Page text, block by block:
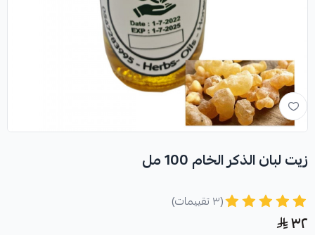
زيت لبان الذكر الخام 100 مل
(٣ تقييمات)
٣٢